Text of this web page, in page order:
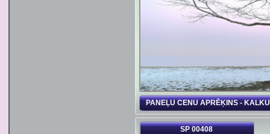
PANEĻU CENU APRĒĶINS -
SP 00408